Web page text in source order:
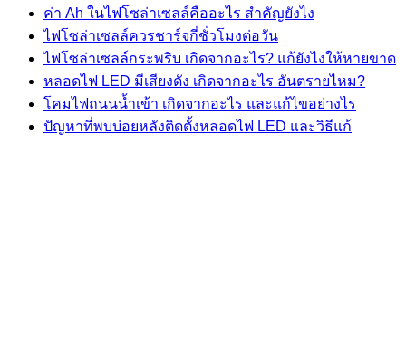
ค่า Ah ในไฟโซล่าเซลล์คืออะไร สำคัญยังไง
ไฟโซล่าเซลล์ควรชาร์จกี่ชั่วโมงต่อวัน
ไฟโซล่าเซลล์กระพริบ เกิดจากอะไร? แก้ยังไงให้หายขาด
หลอดไฟ LED มีเสียงดัง เกิดจากอะไร อันตรายไหม?
โคมไฟถนนน้ำเข้า เกิดจากอะไร และแก้ไขอย่างไร
ปัญหาที่พบบ่อยหลังติดตั้งหลอดไฟ LED และวิธีแก้